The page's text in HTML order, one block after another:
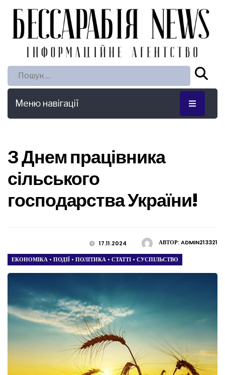
Пошук:
Меню навігації
З Днем працівника
сільського
господарства України!
АВТОР:ADMIN213321
17.11.2024
ЕКОНОМІКА • ПОДІЇ • ПОЛІТИКА • СТАТТІ • СУСПІЛЬСТВО